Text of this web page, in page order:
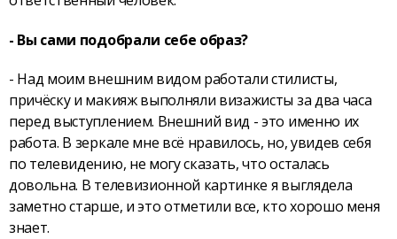
- Вы сами подобрали себе образ?
- Над моим внешним видом работали стилисты,
причёску и макияж выполняли визажисты за два часа
перед выступлением. Внешний вид - это именно их
работа. В зеркале мне всё нравилось, но, увидев себя
по телевидению, не могу сказать, что осталась
довольна. В телевизионной картинке я выглядела
заметно старше, и это отметили все, кто хорошо меня
знает.